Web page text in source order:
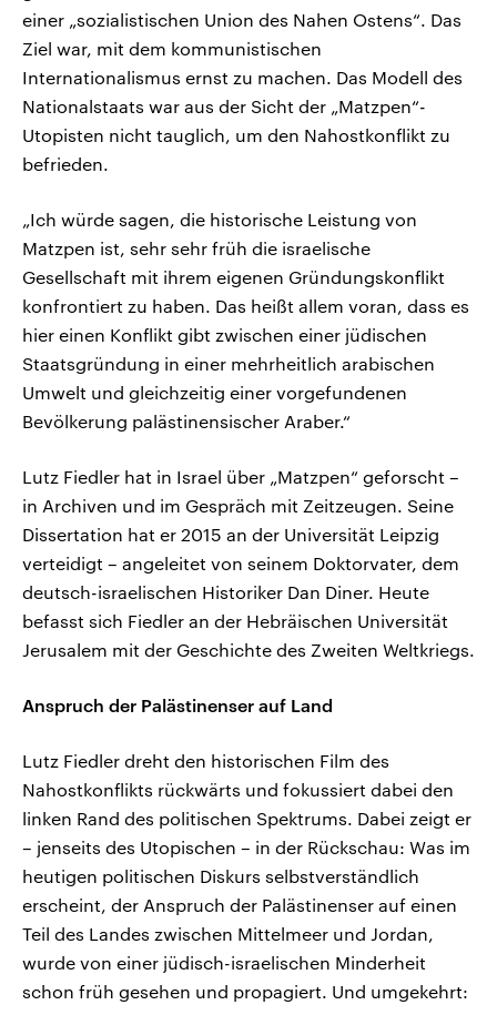
einer „sozialistischen Union des Nahen Ostens“. Das
Ziel war, mit dem kommunistischen
Internationalismus ernst zu machen. Das Modell des
Nationalstaats war aus der Sicht der „Matzpen“-
Utopisten nicht tauglich, um den Nahostkonflikt zu
befrieden.
„Ich würde sagen, die historische Leistung von
Matzpen ist, sehr sehr früh die israelische
Gesellschaft mit ihrem eigenen Gründungskonflikt
konfrontiert zu haben. Das heißt allem voran, dass es
hier einen Konflikt gibt zwischen einer jüdischen
Staatsgründung in einer mehrheitlich arabischen
Umwelt und gleichzeitig einer vorgefundenen
Bevölkerung palästinensischer Araber.“
Lutz Fiedler hat in Israel über „Matzpen“ geforscht –
in Archiven und im Gespräch mit Zeitzeugen. Seine
Dissertation hat er 2015 an der Universität Leipzig
verteidigt – angeleitet von seinem Doktorvater, dem
deutsch-israelischen Historiker Dan Diner. Heute
befasst sich Fiedler an der Hebräischen Universität
Jerusalem mit der Geschichte des Zweiten Weltkriegs.
Anspruch der Palästinenser auf Land
Lutz Fiedler dreht den historischen Film des
Nahostkonflikts rückwärts und fokussiert dabei den
linken Rand des politischen Spektrums. Dabei zeigt er
– jenseits des Utopischen – in der Rückschau: Was im
heutigen politischen Diskurs selbstverständlich
erscheint, der Anspruch der Palästinenser auf einen
Teil des Landes zwischen Mittelmeer und Jordan,
wurde von einer jüdisch-israelischen Minderheit
schon früh gesehen und propagiert. Und umgekehrt: